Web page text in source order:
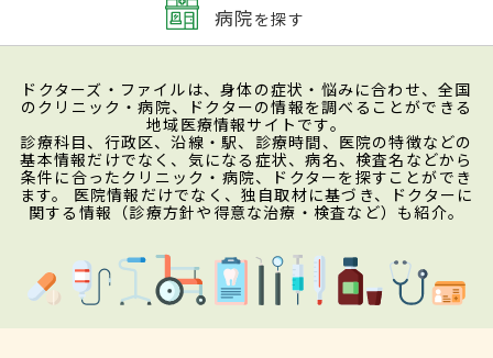
病院を探す
ドクターズ・ファイルは、身体の症状・悩みに合わせ、全国
のクリニック・病院、ドクターの情報を調べることができる
地域医療情報サイトです。
診療科目、行政区、沿線・駅、診療時間、医院の特徴などの
基本情報だけでなく、気になる症状、病名、検査名などから
条件に合ったクリニック・病院、ドクターを探すことができ
ます。 医院情報だけでなく、独自取材に基づき、ドクターに
関する情報（診療方針や得意な治療・検査など）も紹介。